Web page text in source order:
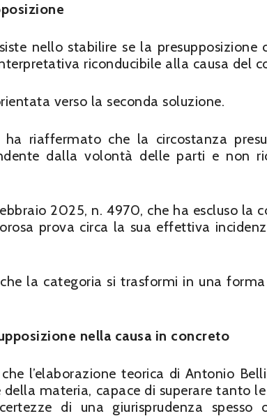
nello stabilire se la presupposizione
riconducibile alla causa del
verso la seconda soluzione.
riaffermato che la circostanza
dalla volontà delle parti e non
2025, n. 4970, che ha escluso la
prova circa la sua effettiva
la categoria si trasformi in una
nella causa in concreto
l’elaborazione teorica di Antonio
materia, capace di superare tanto
di una giurisprudenza spesso